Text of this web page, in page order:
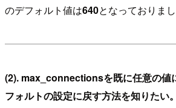
のデフォルト値は640となっておりまし
(2). max_connectionsを既に任意の値
フォルトの設定に戻す方法を知りたい。